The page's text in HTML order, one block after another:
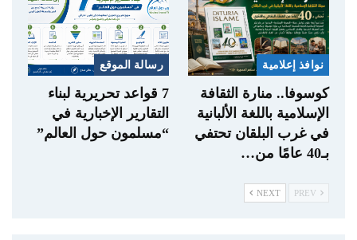
نوافذ إعلامية
كوسوفا.. منارة الثقافة
الإسلامية باللغة الألبانية
في غرب البلقان تحتفي
بـ40 عامًا من…
رسالة الموقع
7 قواعد تحريرية لبناء
التقارير الإخبارية في
“مسلمون حول العالم”
NEXT